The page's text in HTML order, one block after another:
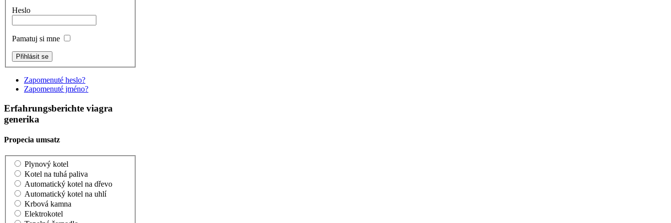
Heslo
Pamatuj si mne
Zapomenuté heslo?
Zapomenuté jméno?
Erfahrungsberichte viagra
generika
Propecia umsatz
Plynový kotel
Kotel na tuhá paliva
Automatický kotel na dřevo
Automatický kotel na uhlí
Krbová kamna
Elektrokotel